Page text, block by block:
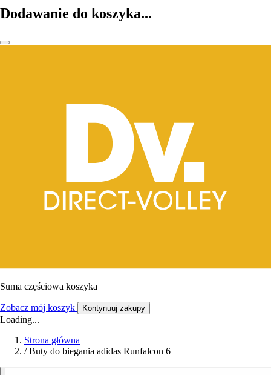
Dodawanie do koszyka...
Suma częściowa koszyka
Zobacz mój koszyk Kontynuuj zakupy
Loading...
Strona główna
/ Buty do biegania adidas Runfalcon 6